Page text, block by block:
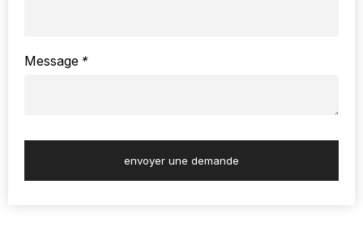
*
Message
envoyer une demande